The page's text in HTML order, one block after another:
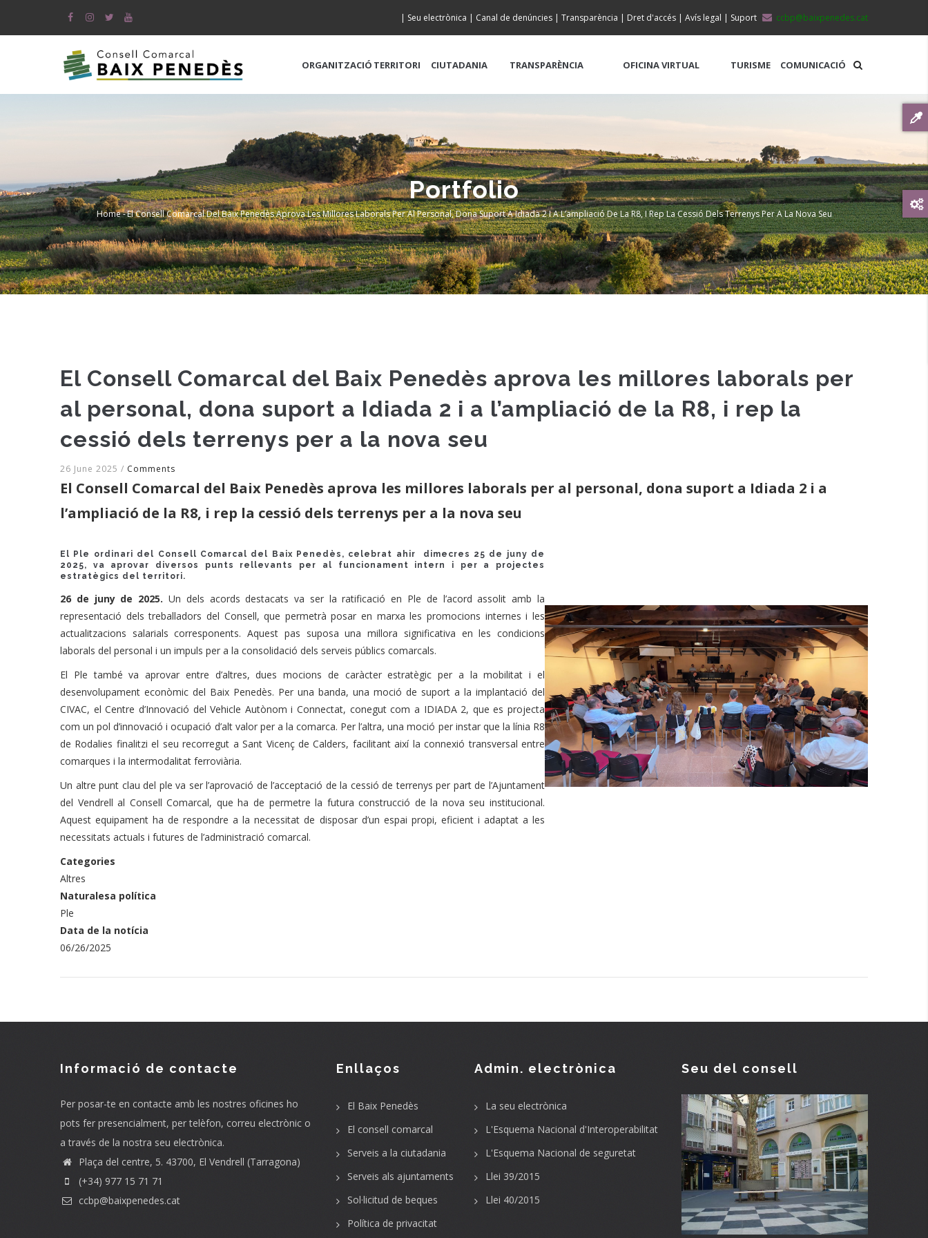
ccbp@baixpenedes.cat
| Seu electrònica | Canal de denúncies | Transparència | Dret d'accés | Avís legal | Suport
ORGANITZACIÓ TERRITORI CIUTADANIA TRANSPARÈNCIA OFICINA VIRTUAL TURISME COMUNICACIÓ
Portfolio
Breadcrumb
Home-El Consell Comarcal Del Baix Penedès Aprova Les Millores Laborals Per Al Personal, Dona Suport A Idiada 2 I A L’ampliació De La R8, I Rep La Cessió Dels Terrenys Per A La Nova Seu
El Consell Comarcal del Baix Penedès aprova les millores laborals per
al personal, dona suport a Idiada 2 i a l’ampliació de la R8, i rep la
cessió dels terrenys per a la nova seu
26 June 2025 / Comments
El Consell Comarcal del Baix Penedès aprova les millores laborals per al personal, dona suport a Idiada 2 i a
l’ampliació de la R8, i rep la cessió dels terrenys per a la nova seu
El Ple ordinari del Consell Comarcal del Baix Penedès, celebrat ahir dimecres 25 de juny de
2025, va aprovar diversos punts rellevants per al funcionament intern i per a projectes
estratègics del territori.
26 de juny de 2025. Un dels acords destacats va ser la ratificació en Ple de l’acord assolit amb la
representació dels treballadors del Consell, que permetrà posar en marxa les promocions internes i les
actualitzacions salarials corresponents. Aquest pas suposa una millora significativa en les condicions
laborals del personal i un impuls per a la consolidació dels serveis públics comarcals.
El Ple també va aprovar entre d’altres, dues mocions de caràcter estratègic per a la mobilitat i el
desenvolupament econòmic del Baix Penedès. Per una banda, una moció de suport a la implantació del
CIVAC, el Centre d’Innovació del Vehicle Autònom i Connectat, conegut com a IDIADA 2, que es projecta
com un pol d’innovació i ocupació d’alt valor per a la comarca. Per l’altra, una moció per instar que la línia R8
de Rodalies finalitzi el seu recorregut a Sant Vicenç de Calders, facilitant així la connexió transversal entre
comarques i la intermodalitat ferroviària.
Un altre punt clau del ple va ser l’aprovació de l’acceptació de la cessió de terrenys per part de l’Ajuntament
del Vendrell al Consell Comarcal, que ha de permetre la futura construcció de la nova seu institucional.
Aquest equipament ha de respondre a la necessitat de disposar d’un espai propi, eficient i adaptat a les
necessitats actuals i futures de l’administració comarcal.
Categories
Altres
Naturalesa política
Ple
Data de la notícia
06/26/2025
Informació de contacte
Per posar-te en contacte amb les nostres oficines ho
pots fer presencialment, per telèfon, correu electrònic o
a través de la nostra seu electrònica.
Plaça del centre, 5. 43700, El Vendrell (Tarragona)
(+34) 977 15 71 71
ccbp@baixpenedes.cat
Enllaços
El Baix Penedès
El consell comarcal
Serveis a la ciutadania
Serveis als ajuntaments
Sol·licitud de beques
Política de privacitat
Admin. electrònica
La seu electrònica
L'Esquema Nacional d'Interoperabilitat
L'Esquema Nacional de seguretat
Llei 39/2015
Llei 40/2015
Seu del consell